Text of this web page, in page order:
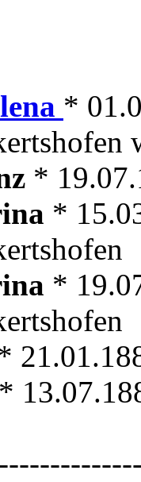
*
*
*
*
*